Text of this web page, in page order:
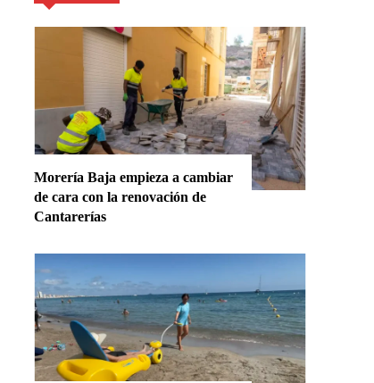
Morería Baja empieza a cambiar
de cara con la renovación de
Cantarerías